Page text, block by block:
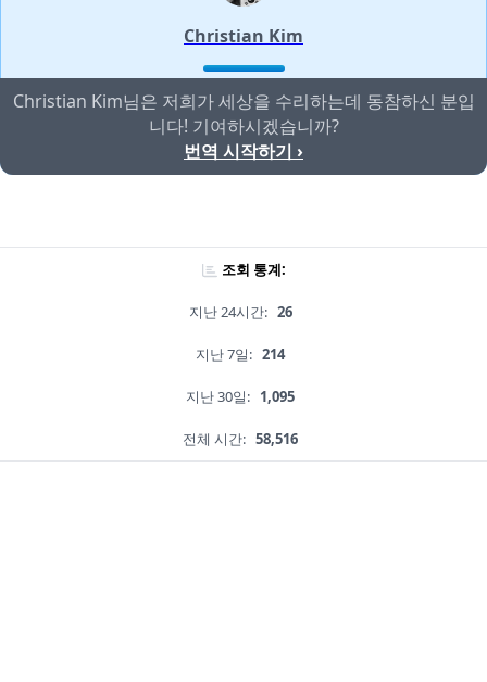
Christian Kim
Christian Kim님은 저희가 세상을 수리하는데 동참하신 분입
니다! 기여하시겠습니까?
번역 시작하기 ›
조회 통계:
지난 24시간: 26
지난 7일: 214
지난 30일: 1,095
전체 시간: 58,516